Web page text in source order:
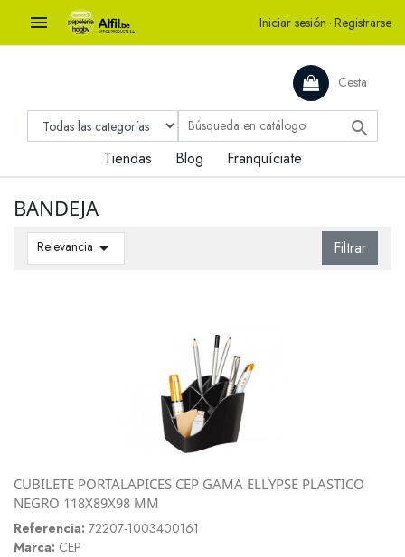
 Iniciar sesión · Registrarse
Cesta

Tiendas Blog Franquíciate
BANDEJA
Relevancia  Filtrar
CUBILETE PORTALAPICES CEP GAMA ELLYPSE PLASTICO
NEGRO 118X89X98 MM
Referencia: 72207-1003400161
Marca: CEP